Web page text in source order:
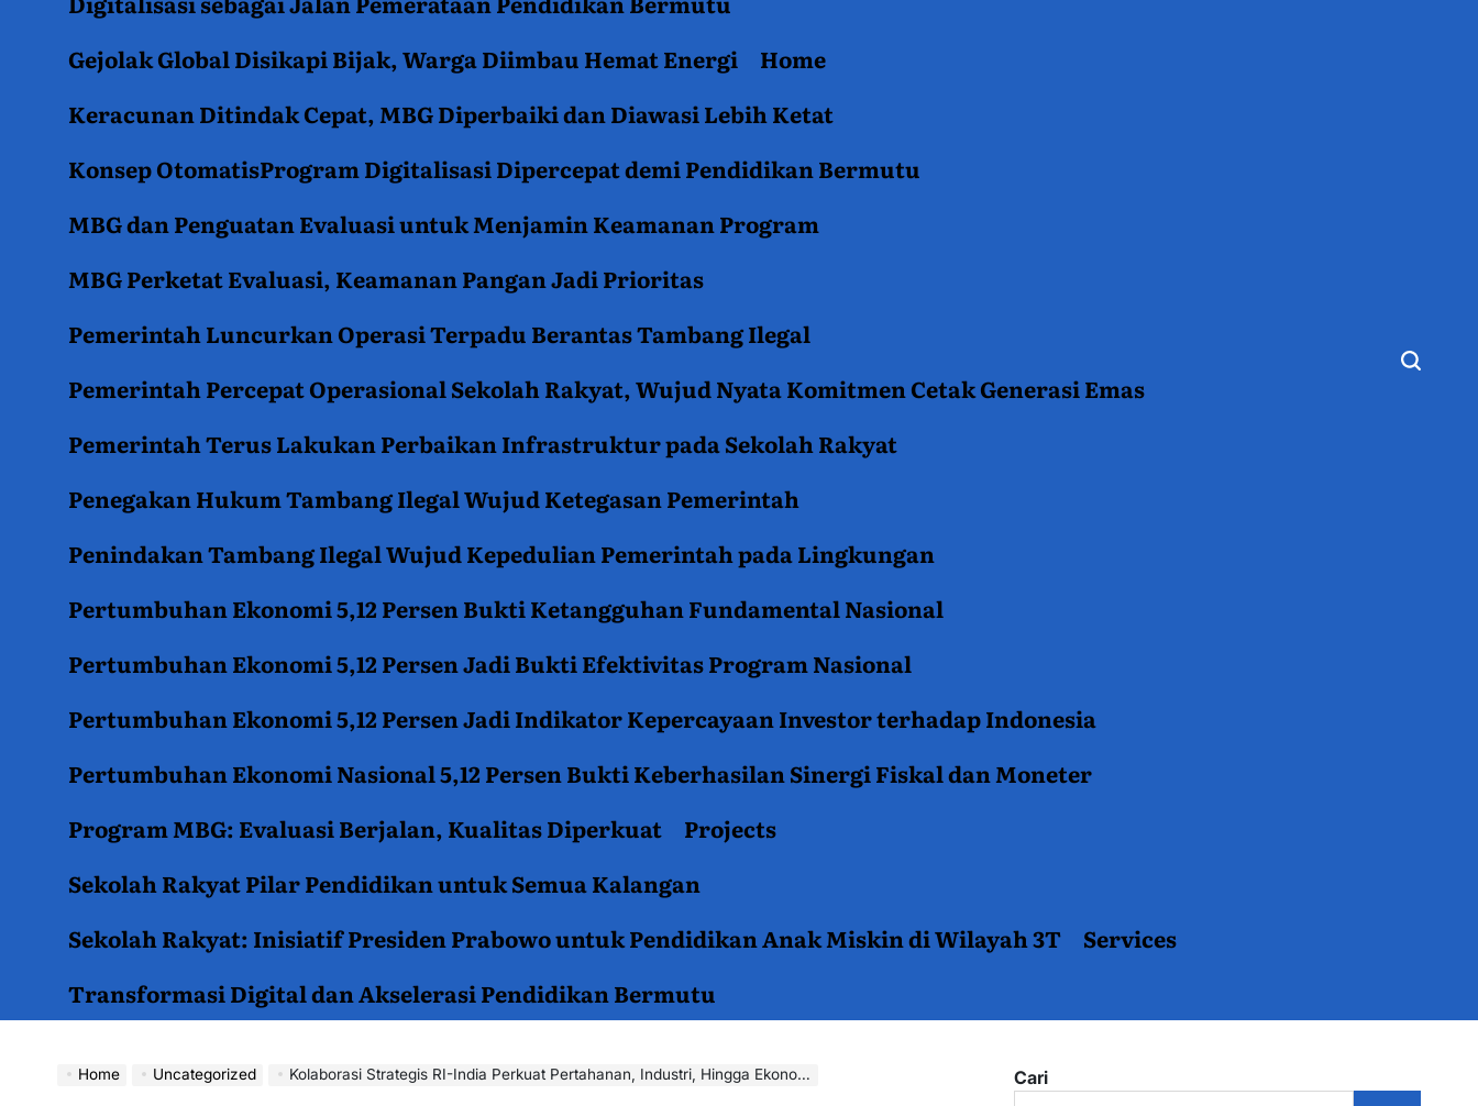
Gejolak Global Disikapi Bijak, Warga Diimbau Hemat Energi
Home
Keracunan Ditindak Cepat, MBG Diperbaiki dan Diawasi Lebih Ketat
Konsep OtomatisProgram Digitalisasi Dipercepat demi Pendidikan Bermutu
MBG dan Penguatan Evaluasi untuk Menjamin Keamanan Program
MBG Perketat Evaluasi, Keamanan Pangan Jadi Prioritas
Pemerintah Luncurkan Operasi Terpadu Berantas Tambang Ilegal
Pemerintah Percepat Operasional Sekolah Rakyat, Wujud Nyata Komitmen Cetak Generasi Emas
Pemerintah Terus Lakukan Perbaikan Infrastruktur pada Sekolah Rakyat
Penegakan Hukum Tambang Ilegal Wujud Ketegasan Pemerintah
Penindakan Tambang Ilegal Wujud Kepedulian Pemerintah pada Lingkungan
Pertumbuhan Ekonomi 5,12 Persen Bukti Ketangguhan Fundamental Nasional
Pertumbuhan Ekonomi 5,12 Persen Jadi Bukti Efektivitas Program Nasional
Pertumbuhan Ekonomi 5,12 Persen Jadi Indikator Kepercayaan Investor terhadap Indonesia
Pertumbuhan Ekonomi Nasional 5,12 Persen Bukti Keberhasilan Sinergi Fiskal dan Moneter
Program MBG: Evaluasi Berjalan, Kualitas Diperkuat
Projects
Sekolah Rakyat Pilar Pendidikan untuk Semua Kalangan
Sekolah Rakyat: Inisiatif Presiden Prabowo untuk Pendidikan Anak Miskin di Wilayah 3T
Services
Transformasi Digital dan Akselerasi Pendidikan Bermutu
Home Uncategorized Kolaborasi Strategis RI-India Perkuat Pertahanan, Industri, Hingga Ekonomi Digital
Cari